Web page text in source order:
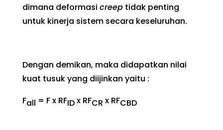
dimana deformasi creeptidak penting
untuk kinerja sistem secara keseluruhan.
Dengan demikan, maka didapatkan nilai
kuat tusuk yang diijinkan yaitu :
Fall = F x RFIDx RFCR x RFCBD